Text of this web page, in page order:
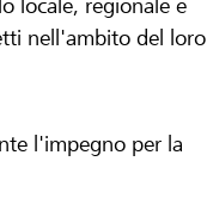
locale, regionale e
nell'ambito del loro
l'impegno per la